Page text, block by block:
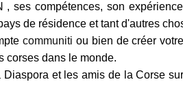
, ses compétences, son
de résidence et tant d'autres
communiti ou bien de créer
corses dans le monde.
et les amis de la Corse